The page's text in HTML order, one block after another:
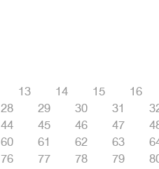
13 14 15
16
28 29 30 31
44 45 46 47
60 61 62 63
76 77 78 79